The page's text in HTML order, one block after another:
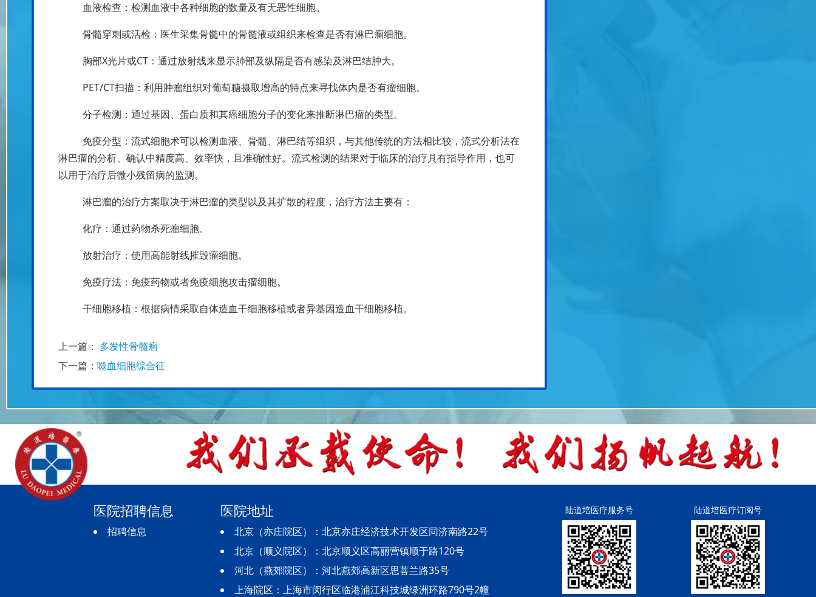
血液检查：检测血液中各种细胞的数量及有无恶性细胞。
骨髓穿刺或活检：医生采集骨髓中的骨髓液或组织来检查是否有淋巴瘤细胞。
胸部X光片或CT：通过放射线来显示肺部及纵隔是否有感染及淋巴结肿大。
PET/CT扫描：利用肿瘤组织对葡萄糖摄取增高的特点来寻找体内是否有瘤细胞。
分子检测：通过基因、蛋白质和其癌细胞分子的变化来推断淋巴瘤的类型。
免疫分型：流式细胞术可以检测血液、骨髓、淋巴结等组织，与其他传统的方法相比较，流式分析法在
淋巴瘤的分析、确认中精度高、效率快，且准确性好。流式检测的结果对于临床的治疗具有指导作用，也可
以用于治疗后微小残留病的监测。
淋巴瘤的治疗方案取决于淋巴瘤的类型以及其扩散的程度，治疗方法主要有：
化疗：通过药物杀死瘤细胞。
放射治疗：使用高能射线摧毁瘤细胞。
免疫疗法：免疫药物或者免疫细胞攻击瘤细胞。
干细胞移植：根据病情采取自体造血干细胞移植或者异基因造血干细胞移植。
上一篇： 多发性骨髓瘤
下一篇： 噬血细胞综合征
医院招聘信息
招聘信息
医院地址
北京（亦庄院区）：北京亦庄经济技术开发区同济南路22号
北京（顺义院区）：北京顺义区高丽营镇顺于路120号
河北（燕郊院区）：河北燕郊高新区思菩兰路35号
上海院区：上海市闵行区临港浦江科技城绿洲环路790号2幢
陆道培医疗服务号 陆道培医疗订阅号